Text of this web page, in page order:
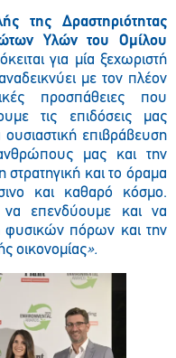
της Δραστηριότητας
Υλών του Ομίλου
για μία ξεχωριστή
με τον πλέον
προσπάθειες που
τις επιδόσεις μας
επιβράβευση
μας και την
και το όραμα
και καθαρό κόσμο.
να επενδύουμε και να
φυσικών πόρων και την
οικονομίας».